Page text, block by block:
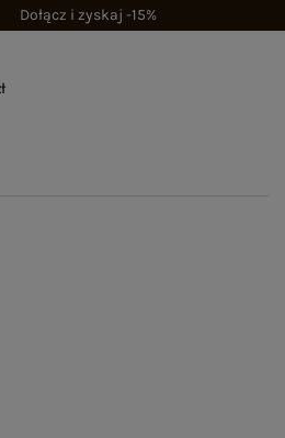
Dołącz i zyskaj -15%